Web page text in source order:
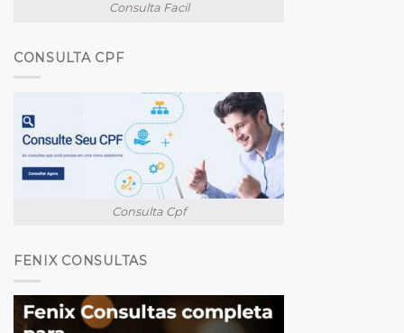
Consulta Facil
CONSULTA CPF
Consulta Cpf
FENIX CONSULTAS